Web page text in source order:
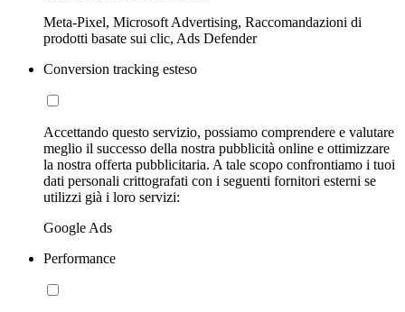
Meta-Pixel, Microsoft Advertising, Raccomandazioni di
prodotti basate sui clic, Ads Defender
Conversion tracking esteso
Accettando questo servizio, possiamo comprendere e valutare
meglio il successo della nostra pubblicità online e ottimizzare
la nostra offerta pubblicitaria. A tale scopo confrontiamo i tuoi
dati personali crittografati con i seguenti fornitori esterni se
utilizzi già i loro servizi:
Google Ads
Performance